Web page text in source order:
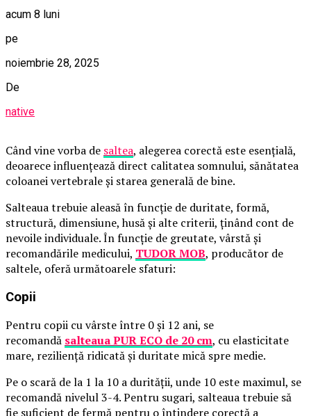
acum 8 luni
pe
noiembrie 28, 2025
De
native
Când vine vorba de saltea, alegerea corectă este esențială,
deoarece influențează direct calitatea somnului, sănătatea
coloanei vertebrale și starea generală de bine.
Salteaua trebuie aleasă în funcție de duritate, formă,
structură, dimensiune, husă și alte criterii, ținând cont de
nevoile individuale. În funcție de greutate, vârstă și
recomandările medicului, TUDOR MOB, producător de
saltele, oferă următoarele sfaturi:
Copii
Pentru copii cu vârste între 0 și 12 ani, se
recomandă salteaua PUR ECO de 20 cm, cu elasticitate
mare, reziliență ridicată și duritate mică spre medie.
Pe o scară de la 1 la 10 a durității, unde 10 este maximul, se
recomandă nivelul 3-4. Pentru sugari, salteaua trebuie să
fie suficient de fermă pentru o întindere corectă a